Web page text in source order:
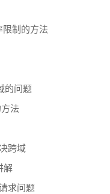
限制的方法
的问题
法
跨域
解
求问题